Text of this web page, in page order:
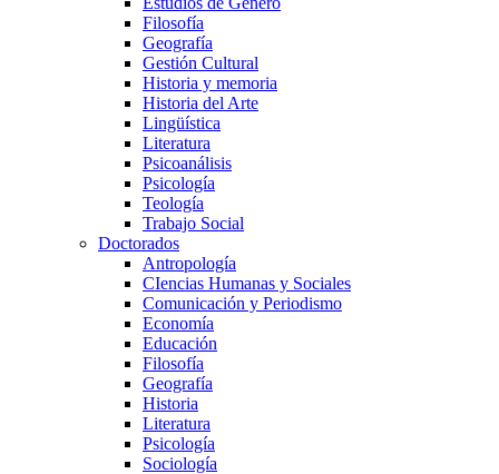
Filosofía
Geografía
Gestión Cultural
Historia y memoria
Historia del Arte
Lingüística
Literatura
Psicoanálisis
Psicología
Teología
Trabajo Social
Doctorados
Antropología
CIencias Humanas y Sociales
Comunicación y Periodismo
Economía
Educación
Filosofía
Geografía
Historia
Literatura
Psicología
Sociología